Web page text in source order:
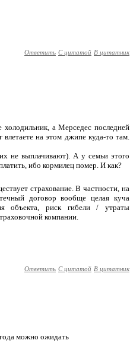
Ответить С цитатой В цитатник
а Мерседес последней
на этом джипе куда-то там.
не выплачивают). А у семьи этого
ибо кормилец помер. И как?
страхование. В частности, на
договор вообще целая куча
объекта, риск гибели / утраты
компании.
Ответить С цитатой В цитатник
можно ожидать